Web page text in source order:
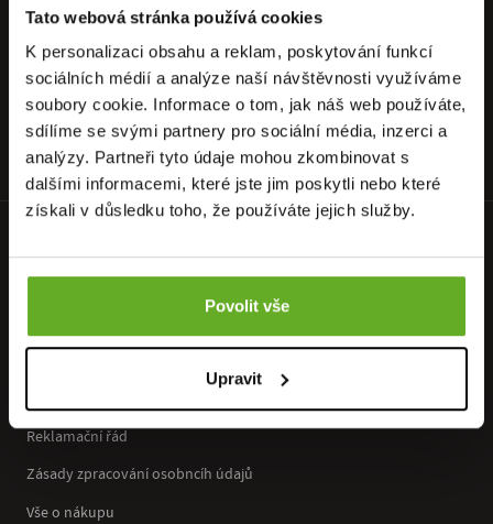
Tato webová stránka používá cookies
K personalizaci obsahu a reklam, poskytování funkcí
sociálních médií a analýze naší návštěvnosti využíváme
soubory cookie. Informace o tom, jak náš web používáte,
sdílíme se svými partnery pro sociální média, inzerci a
analýzy. Partneři tyto údaje mohou zkombinovat s
dalšími informacemi, které jste jim poskytli nebo které
získali v důsledku toho, že používáte jejich služby.
Povolit vše
Upravit
neváhej a přihláš se k odběru..
Přihlásit se k odběru newsletteru
OK
Odesláním souhlasíš sezpracováním osobních údajů
PRO ZÁKAZNÍKY
Reklamační řád
Zásady zpracování osobncíh údajů
Vše o nákupu